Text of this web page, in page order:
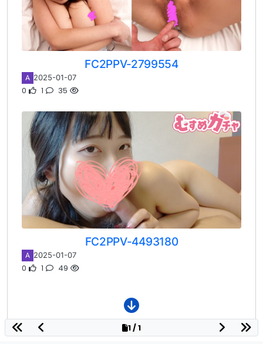
FC2PPV-2799554
A 2025-01-07
0 1 35
FC2PPV-4493180
A 2025-01-07
0 1 49
1 / 1